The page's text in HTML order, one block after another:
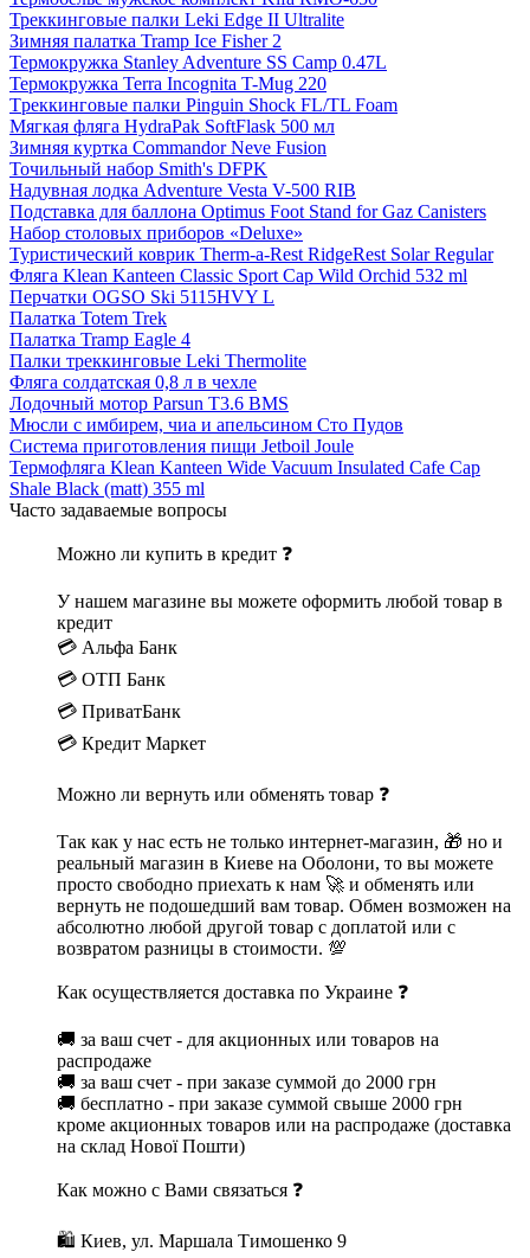
Треккинговые палки Leki Edge II Ultralite
Зимняя палатка Tramp Ice Fisher 2
Термокружка Stanley Adventure SS Camp 0.47L
Термокружка Terra Incognita T-Mug 220
Tреккинговые палки Pinguin Shock FL/TL Foam
Мягкая фляга HydraPak SoftFlask 500 мл
Зимняя куртка Commandor Neve Fusion
Точильный набор Smith's DFPK
Надувная лодка Adventure Vesta V-500 RIB
Подставка для баллона Optimus Foot Stand for Gaz Canisters
Набор столовых приборов «Deluxe»
Туристический коврик Therm-a-Rest RidgeRest Solar Regular
Фляга Klean Kanteen Classic Sport Cap Wild Orchid 532 ml
Перчатки OGSO Ski 5115HVY L
Палатка Totem Trek
Палатка Tramp Eagle 4
Палки треккинговые Leki Thermolite
Фляга солдатская 0,8 л в чехле
Лодочный мотор Parsun T3.6 BMS
Мюсли с имбирем, чиа и апельсином Сто Пудов
Система приготовления пищи Jetboil Joule
Термофляга Klean Kanteen Wide Vacuum Insulated Cafe Cap
Shale Black (matt) 355 ml
Часто задаваемые вопросы
Можно ли купить в кредит ❓
У нашем магазине вы можете оформить любой товар в
кредит
💳 Альфа Банк
💳 ОТП Банк
💳 ПриватБанк
💳 Кредит Маркет
Можно ли вернуть или обменять товар ❓
Так как у нас есть не только интернет-магазин, 🎁 но и
реальный магазин в Киеве на Оболони, то вы можете
просто свободно приехать к нам 🚀 и обменять или
вернуть не подошедший вам товар. Обмен возможен на
абсолютно любой другой товар с доплатой или с
возвратом разницы в стоимости. 💯
Как осуществляется доставка по Украине ❓
🚚 за ваш счет - для акционных или товаров на
распродаже
🚚 за ваш счет - при заказе суммой до 2000 грн
🚚 бесплатно - при заказе суммой свыше 2000 грн
кроме акционных товаров или на распродаже (доставка
на склад Нової Пошти)
Как можно с Вами связаться ❓
🛍 Киев, ул. Маршала Тимошенко 9